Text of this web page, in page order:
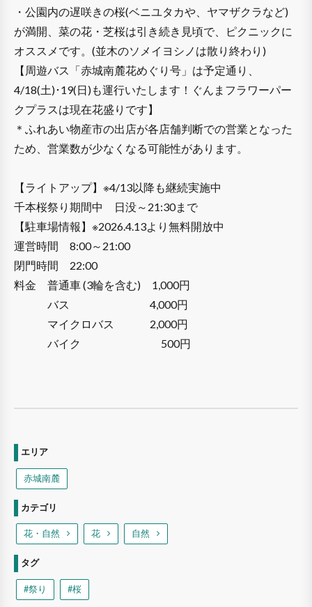
・公園内の遅咲きの桜(ベニユタカや、ヤマザクラなど)
が満開、菜の花・芝桜は引き続き見頃で、ピクニックに
オススメです。(並木のソメイヨシノは散り終わり)
【周遊バス「赤城南麓花めぐり号」は予定通り、
4/18(土)･19(日)も運行いたします！ぐんまフラワーパー
クプラスは現在花盛りです】
＊ふれあい物産市の出店が各店舗判断での営業となった
ため、営業数が少なくなる可能性があります。
【ライトアップ】※4/13以降も継続実施中
千本桜祭り期間中 日没～21:30まで
【駐車場情報】※2026.4.13より無料開放中
運営時間 8:00～21:00
閉門時間 22:00
料金 普通車 (3輪を含む) 1,000円
バス 4,000円
マイクロバス 2,000円
バイク 500円
エリア
赤城南麓
カテゴリ
花・自然 花 自然
タグ
#祭り #桜